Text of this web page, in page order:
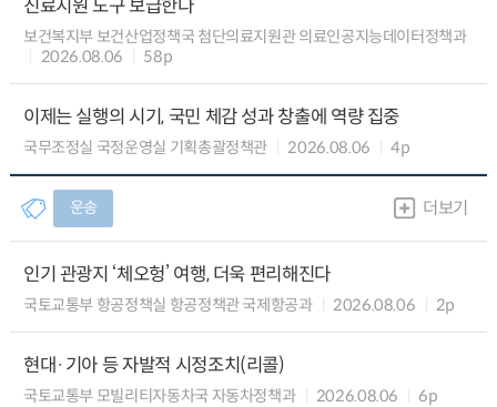
진료지원 도구 보급한다
보건복지부 보건산업정책국 첨단의료지원관 의료인공지능데이터정책과
2026.08.06
58p
이제는 실행의 시기, 국민 체감 성과 창출에 역량 집중
국무조정실 국정운영실 기획총괄정책관 2026.08.06 4p
운송 더보기
인기 관광지 ‘체오헝’ 여행, 더욱 편리해진다
국토교통부 항공정책실 항공정책관 국제항공과 2026.08.06 2p
현대·기아 등 자발적 시정조치(리콜)
국토교통부 모빌리티자동차국 자동차정책과 2026.08.06 6p